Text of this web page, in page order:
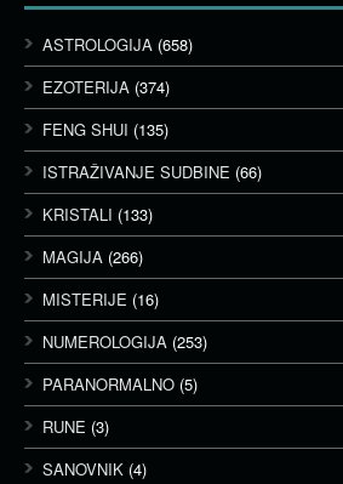
ASTROLOGIJA (658)
EZOTERIJA (374)
FENG SHUI (135)
ISTRAŽIVANJE SUDBINE (66)
KRISTALI (133)
MAGIJA (266)
MISTERIJE (16)
NUMEROLOGIJA (253)
PARANORMALNO (5)
RUNE (3)
SANOVNIK (4)